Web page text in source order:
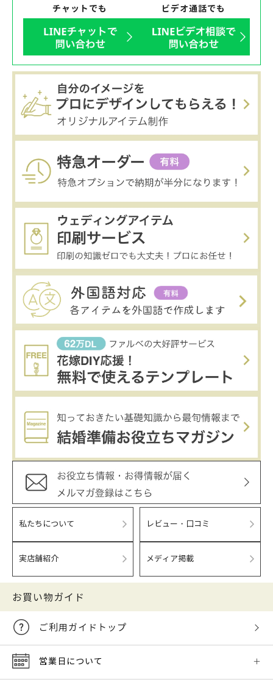
チャットでも ビデオ通話でも
私たちについて レビュー・口コミ
実店舗紹介 メディア掲載
お買い物ガイド
ご利用ガイドトップ
営業日について